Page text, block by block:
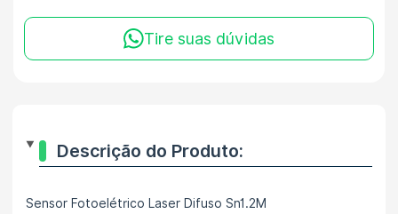
Tire suas dúvidas
Descrição do Produto:
Sensor Fotoelétrico Laser Difuso Sn1.2M